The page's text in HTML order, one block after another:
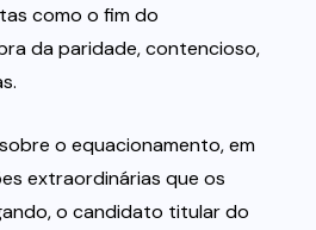
como o fim do
da paridade, contencioso,
o equacionamento, em
extraordinárias que os
o candidato titular do